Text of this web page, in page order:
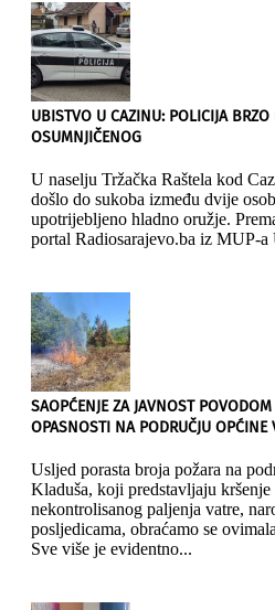
UBISTVO U CAZINU: POLICIJA
OSUMNJIČENOG
U naselju Tržačka Raštela kod
došlo do sukoba između dvije
upotrijebljeno hladno oružje.
portal Radiosarajevo.ba iz MUP-a
SAOPĆENJE ZA JAVNOST
OPASNOSTI NA PODRUČJU OPĆINE
Usljed porasta broja požara na
Kladuša, koji predstavljaju kršenje
nekontrolisanog paljenja vatre,
posljedicama, obraćamo se
Sve više je evidentno...